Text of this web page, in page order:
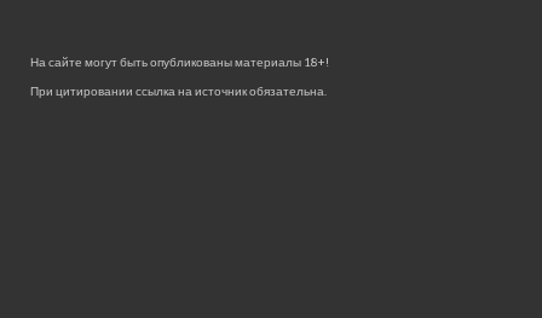
На сайте могут быть опубликованы материалы 18+!
При цитировании ссылка на источник обязательна.